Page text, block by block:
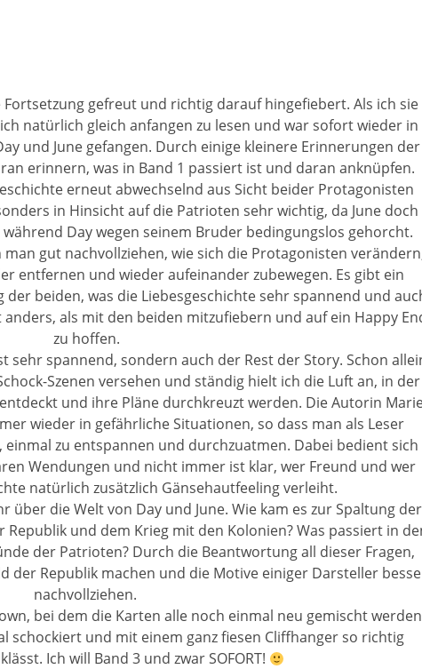
gefreut und richtig darauf hingefiebert. Als ich sie
natürlich gleich anfangen zu lesen und war sofort wieder in
und June gefangen. Durch einige kleinere Erinnerungen der
erinnern, was in Band 1 passiert ist und daran anknüpfen.
erneut abwechselnd aus Sicht beider Protagonisten
in Hinsicht auf die Patrioten sehr wichtig, da June doch
Day wegen seinem Bruder bedingungslos gehorcht.
gut nachvollziehen, wie sich die Protagonisten
entfernen und wieder aufeinander zubewegen. Es gibt ein
beiden, was die Liebesgeschichte sehr spannend und
als mit den beiden mitzufiebern und auf ein Happy
zu hoffen.
sehr spannend, sondern auch der Rest der Story. Schon
Szenen versehen und ständig hielt ich die Luft an, in der
und ihre Pläne durchkreuzt werden. Die Autorin
wieder in gefährliche Situationen, so dass man als Leser
zu entspannen und durchzuatmen. Dabei bedient sich
Wendungen und nicht immer ist klar, wer Freund und wer
natürlich zusätzlich Gänsehautfeeling verleiht.
die Welt von Day und June. Wie kam es zur Spaltung der
und dem Krieg mit den Kolonien? Was passiert in
der Patrioten? Durch die Beantwortung all dieser Fragen,
der Republik machen und die Motive einiger Darsteller
nachvollziehen.
bei dem die Karten alle noch einmal neu gemischt
schockiert und mit einem ganz fiesen Cliffhanger so richtig
Ich will Band 3 und zwar SOFORT!